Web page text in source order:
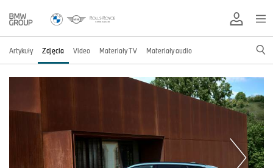
Artykuły Zdjęcia Video Materiały TV Materiały audio